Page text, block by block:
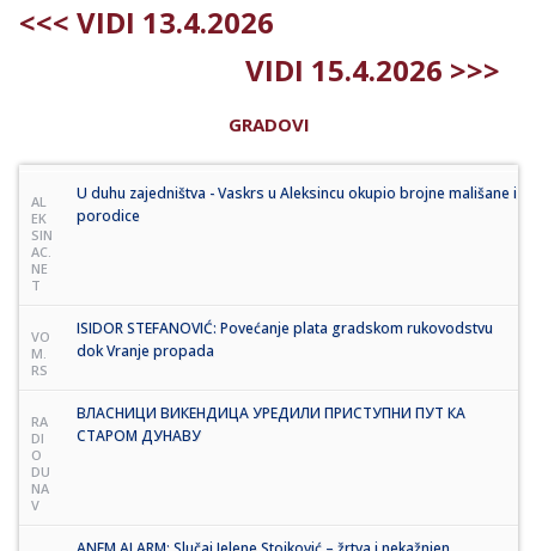
<<< VIDI 13.4.2026
VIDI 15.4.2026 >>>
GRADOVI
AL
EK
SIN
AC.
NE
T
U duhu zajedništva - Vaskrs u Aleksincu okupio brojne mališane i
porodice
VO
M.
RS
ISIDOR STEFANOVIĆ: Povećanje plata gradskom rukovodstvu
dok Vranje propada
RA
DI
O
DU
NA
V
ВЛАСНИЦИ ВИКЕНДИЦА УРЕДИЛИ ПРИСТУПНИ ПУТ КА
СТАРОМ ДУНАВУ